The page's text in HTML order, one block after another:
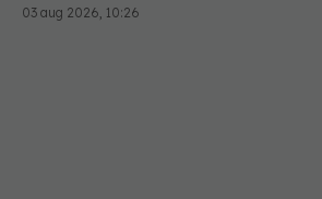
03 aug 2026, 10:26